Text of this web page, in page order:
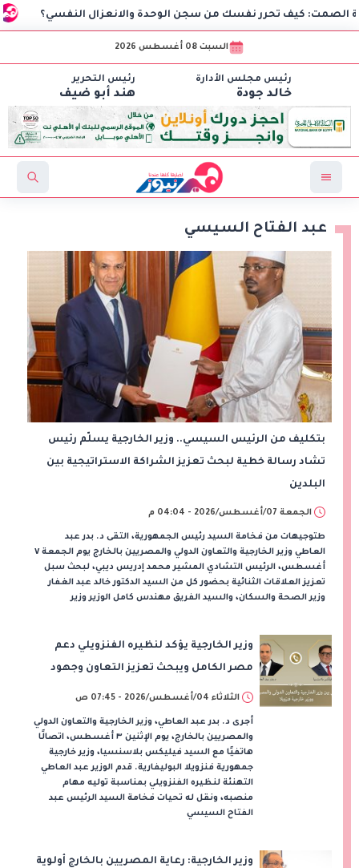
كيف تحرر نفسك من سجن الوحدة والانعزال النفسي؟
السبت 08 أغسطس 2026
رئيس مجلس الأدارة
خالد جودة
رئيس التحرير
هند أبو ضيف
عبد الفتاح السيسي
بتكليف من الرئيس السيسي.. وزير الخارجية يسلّم رئيس
تشاد رسالة خطية لبحث تعزيز الشراكة الاستراتيجية بين
البلدين
الجمعة 07/أغسطس/2026 - 04:04 م
طتوجيهات من فخامة السيد رئيس الجمهورية، التقى د. بدر عبد
العاطي وزير الخارجية والتعاون الدولي والمصريين بالخارج يوم الجمعة ٧
أغسطس، الرئيس التشادي المشير محمد إدريس ديبي، لبحث سبل
تعزيز العلاقات الثنائية بحضور كل من السيد الدكتور خالد عبد الغفار
وزير الصحة والسكان، والسيد الفريق مهندس كامل الوزير وزير
وزير الخارجية يؤكد لنظيره الفنزويلي دعم
مصر الكامل ويبحث تعزيز التعاون وجهود
إعادة الإعمار بعد الزلزالين
الثلاثاء 04/أغسطس/2026 - 07:45 ص
أجرى د. بدر عبد العاطي، وزير الخارجية والتعاون الدولي
والمصريين بالخارج، يوم الإثنين ٣ أغسطس، اتصالًا
هاتفيًا مع السيد فيليكس بلاسنسيا، وزير خارجية
جمهورية فنزويلا البوليفارية. قدم الوزير عبد العاطي
التهنئة لنظيره الفنزويلي بمناسبة توليه مهام
منصبه، ونقل له تحيات فخامة السيد الرئيس عبد
الفتاح السيسي
وزير الخارجية: رعاية المصريين بالخارج أولوية